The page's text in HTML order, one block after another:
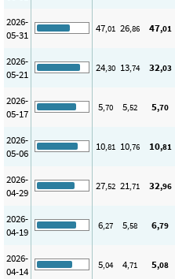
2026-
05-31
47,01 26,86 47,01
2026-
05-21
24,30 13,74 32,03
2026-
05-17
5,70 5,52 5,70
2026-
05-06
10,81 10,76 10,81
2026-
04-29
27,52 21,71 32,96
2026-
04-19
6,27 5,58 6,79
2026-
04-14
5,04 4,71 5,08